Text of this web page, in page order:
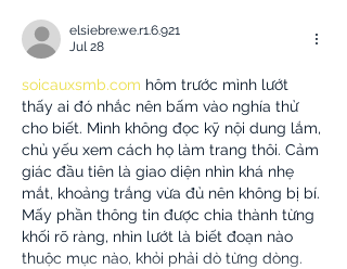
elsiebre.we.r1.6.921
Jul 28
soicauxsmb.com hôm trước mình lướt
thấy ai đó nhắc nên bấm vào nghía thử
cho biết. Mình không đọc kỹ nội dung lắm,
chủ yếu xem cách họ làm trang thôi. Cảm
giác đầu tiên là giao diện nhìn khá nhẹ
mắt, khoảng trắng vừa đủ nên không bị bí.
Mấy phần thông tin được chia thành từng
khối rõ ràng, nhìn lướt là biết đoạn nào
thuộc mục nào, khỏi phải dò từng dòng.